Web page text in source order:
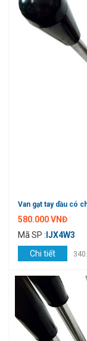
Van gạt tay dầu có
580.000 VNĐ
Mã SP : IJX4W3
Chi tiết